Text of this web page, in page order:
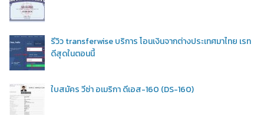
รีวิว transferwise บริการ โอนเงินจากต่างประเทศมาไทย เรท
ดีสุดในตอนนี้
ใบสมัคร วีซ่า อเมริกา ดีเอส-160 (DS-160)